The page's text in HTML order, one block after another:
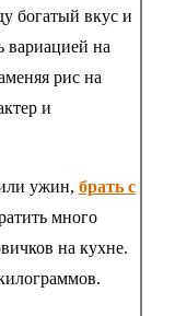
богатый вкус и
вариацией на
рис на
и
ужин, брать с
много
на кухне.